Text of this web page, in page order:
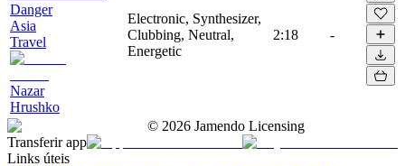
Danger
Asia
Travel
Nazar
Hrushko
Electronic, Synthesizer,
Clubbing, Neutral,
Energetic
2:18 -
© 2026 Jamendo Licensing
Transferir app
Links úteis